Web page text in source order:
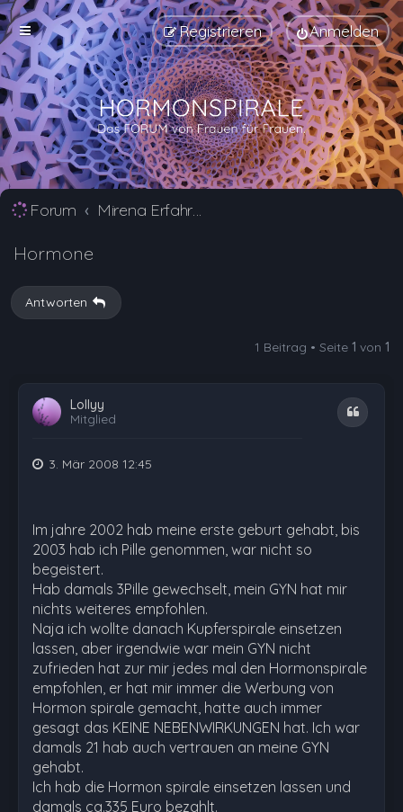
Anmelden
Registrieren
Forum Mirena Erfahrungsberichte und Nebenwirkungen
Hormone
Antworten
1 Beitrag • Seite 1 von 1
Lollyy
Mitglied
Zitat
3. Mär 2008 12:45
Im jahre 2002 hab meine erste geburt gehabt, bis
2003 hab ich Pille genommen, war nicht so
begeistert.
Hab damals 3Pille gewechselt, mein GYN hat mir
nichts weiteres empfohlen.
Naja ich wollte danach Kupferspirale einsetzen
lassen, aber irgendwie war mein GYN nicht
zufrieden hat zur mir jedes mal den Hormonspirale
empfohlen, er hat mir immer die Werbung von
Hormon spirale gemacht, hatte auch immer
gesagt das KEINE NEBENWIRKUNGEN hat. Ich war
damals 21 hab auch vertrauen an meine GYN
gehabt.
Ich hab die Hormon spirale einsetzen lassen und
damals ca.335 Euro bezahlt.